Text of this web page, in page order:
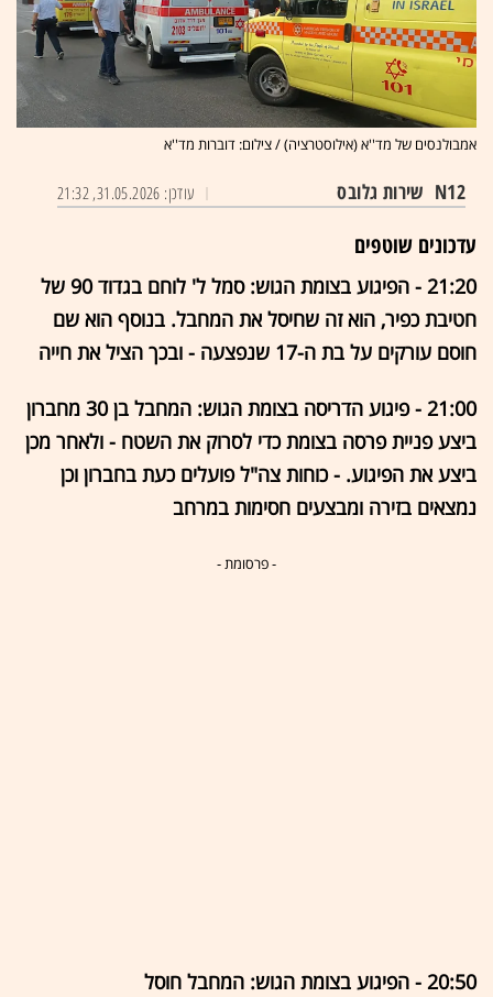
אמבולנסים של מד''א (אילוסטרציה) / צילום: דוברות מד''א
N12 שירות גלובס עודכן: 31.05.2026, 21:32
עדכונים שוטפים
21:20 - הפיגוע בצומת הגוש: סמל ל' לוחם בגדוד 90 של
חטיבת כפיר, הוא זה שחיסל את המחבל. בנוסף הוא שם
חוסם עורקים על בת ה-17 שנפצעה - ובכך הציל את חייה
21:00 - פיגוע הדריסה בצומת הגוש: המחבל בן 30 מחברון
ביצע פניית פרסה בצומת כדי לסרוק את השטח - ולאחר מכן
ביצע את הפיגוע. - כוחות צה"ל פועלים כעת בחברון וכן
נמצאים בזירה ומבצעים חסימות במרחב
- פרסומת -
20:50 - הפיגוע בצומת הגוש: המחבל חוסל